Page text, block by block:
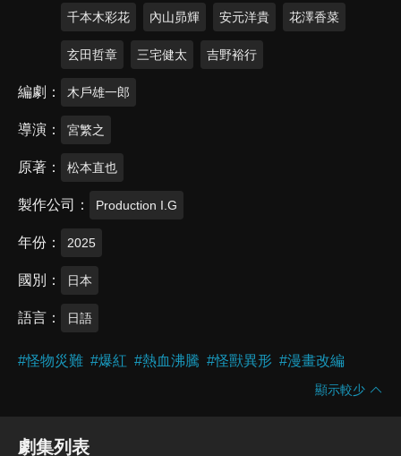
千本木彩花 內山昴輝 安元洋貴 花澤香菜
玄田哲章 三宅健太 吉野裕行
編劇 木戶雄一郎
導演 宮繁之
原著 松本直也
製作公司 Production I.G
年份 2025
國別 日本
語言 日語
#怪物災難 #爆紅 #熱血沸騰 #怪獸異形 #漫畫改編
顯示較少
劇集列表